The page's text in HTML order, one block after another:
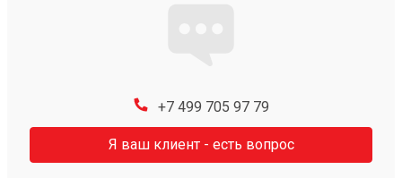
+7 499 705 97 79
Я ваш клиент - есть вопрос